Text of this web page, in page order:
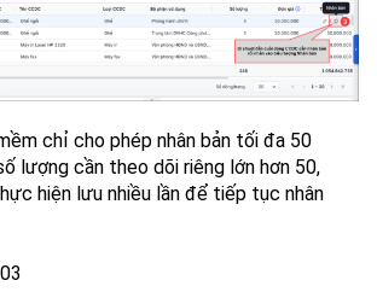
chỉ cho phép nhân bản tối đa 50
lượng cần theo dõi riêng lớn hơn 50,
hiện lưu nhiều lần để tiếp tục nhân